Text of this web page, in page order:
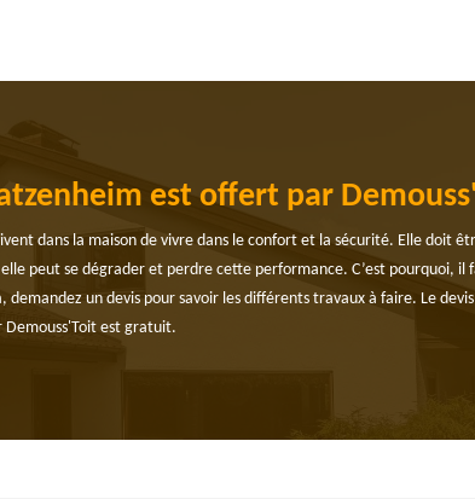
est offert par
dans la maison de vivre dans le confort et la sécurité. Elle doit
peut se dégrader et perdre cette performance. C’est pourquoi, il
un devis pour savoir les différents travaux à faire. Le
est gratuit.